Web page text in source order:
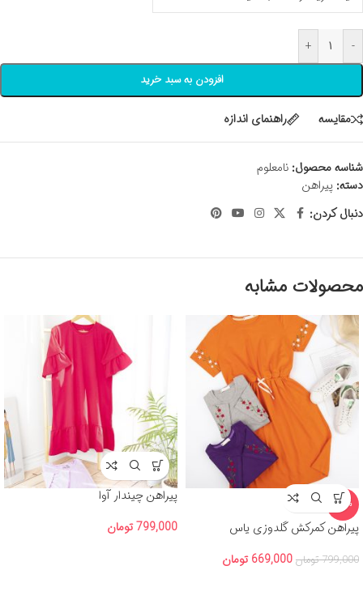
-
+
افزودن به سبد خرید
مقايسه راهنمای اندازه
شناسه محصول: نامعلوم
دسته: پیراهن
دنبال کردن:
محصولات مشابه
-16%
پیراهن کمرکش گلدوزی یاس
799,000 تومان 669,000 تومان
پیراهن چیندار آوا
799,000تومان